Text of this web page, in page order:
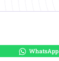
WhatsApp